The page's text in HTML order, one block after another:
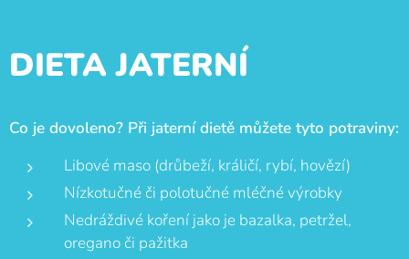
DIETA JATERNÍ
Co je dovoleno? Při jaterní dietě můžete tyto potraviny:
Libové maso (drůbeží, králičí, rybí, hovězí)
Nízkotučné či polotučné mléčné výrobky
Nedráždivé koření jako je bazalka, petržel,
oregano či pažitka